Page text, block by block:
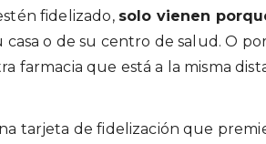
fidelizado, solo vienen
o de su centro de salud. O
farmacia que está a la misma
tarjeta de fidelización que